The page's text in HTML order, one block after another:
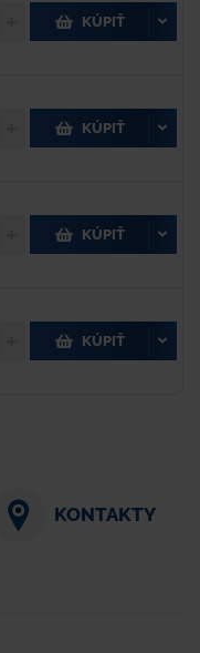
KÚPIŤ
KÚPIŤ
KÚPIŤ
KÚPIŤ
KONTAKTY